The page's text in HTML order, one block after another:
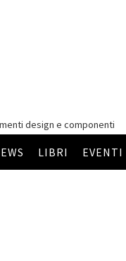
design e componenti
LIBRI EVENTI